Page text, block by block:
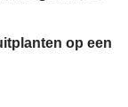
op een